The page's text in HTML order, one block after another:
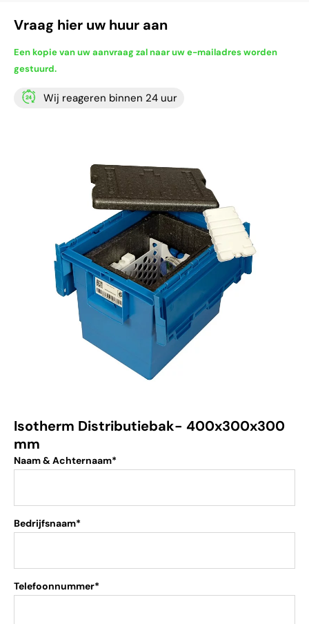
Vraag hier uw huur aan
Een kopie van uw aanvraag zal naar uw e-mailadres worden
gestuurd.
Wij reageren binnen 24 uur
Isotherm Distributiebak- 400x300x300
mm
Naam & Achternaam*
Bedrijfsnaam*
Telefoonnummer*